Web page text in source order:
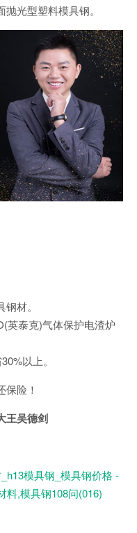
光型塑料模具钢。
材。
英泰克)气体保护电渣炉
以上。
险！
王吴德剑
模具钢_模具钢价格 -
料,模具钢108问(016)